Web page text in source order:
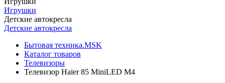
Игрушки
Детские автокресла
Детские автокресла
Бытовая техника.MSK
Каталог товаров
Телевизоры
Телевизор Haier 85 MiniLED M4